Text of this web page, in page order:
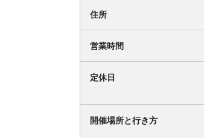
住所
営業時間
定休日
開催場所と行き方